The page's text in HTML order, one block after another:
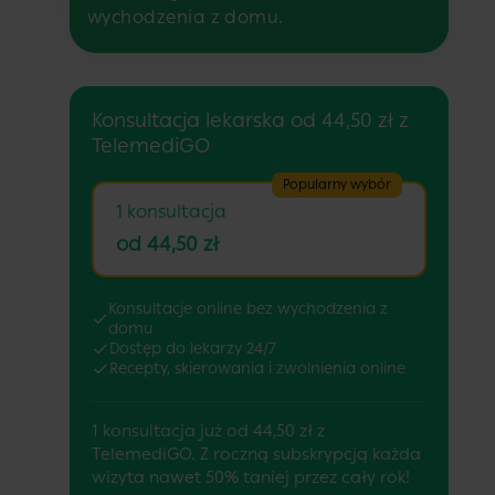
wychodzenia z domu.
Konsultacja lekarska od 44,50 zł z
TelemediGO
Popularny wybór
1 konsultacja
od 44,50 zł
Konsultacje online bez wychodzenia z
domu
Dostęp do lekarzy 24/7
Recepty, skierowania i zwolnienia online
1 konsultacja już od 44,50 zł z
TelemediGO. Z roczną subskrypcją każda
wizyta nawet 50% taniej przez cały rok!